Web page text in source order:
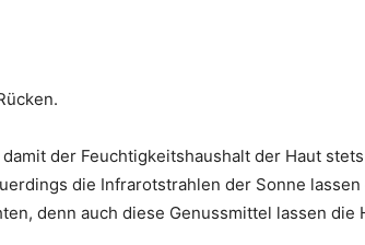
der Feuchtigkeitshaushalt der Haut stets
die Infrarotstrahlen der Sonne lassen
denn auch diese Genussmittel lassen die